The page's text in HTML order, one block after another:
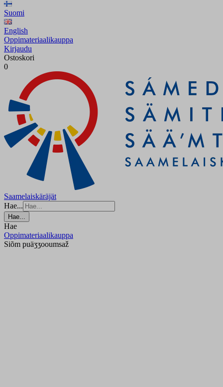
Suomi
English
Oppimateriaalikauppa
Kirjaudu
Ostoskori
0
Saamelaiskäräjät
Hae...
Hae...
Hae
Oppimateriaalikauppa
Siõm puäʒʒooumsaž